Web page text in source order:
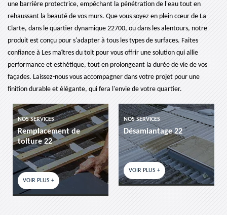
une barrière protectrice, empêchant la pénétration de l'eau tout en
rehaussant la beauté de vos murs. Que vous soyez en plein cœur de La
Clarte, dans le quartier dynamique 22700, ou dans les alentours, notre
produit est conçu pour s'adapter à tous les types de surfaces. Faites
confiance à Les maîtres du toit pour vous offrir une solution qui allie
performance et esthétique, tout en prolongeant la durée de vie de vos
façades. Laissez-nous vous accompagner dans votre projet pour une
finition durable et élégante, qui fera l'envie de votre quartier.
NOS SERVICES
Désamiantage 22
VOIR PLUS +
NOS SERVICES
etancheite de toiture 22
VOIR PLUS +